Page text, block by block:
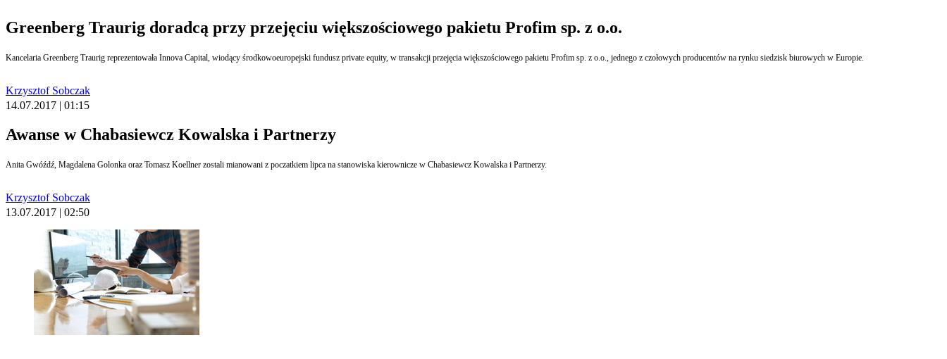
Greenberg Traurig doradcą przy przejęciu większościowego pakietu Profim sp. z o.o.
Kancelaria Greenberg Traurig reprezentowała Innova Capital, wiodący środkowoeuropejski fundusz private equity, w transakcji przejęcia większościowego pakietu Profim sp. z o.o., jednego z czołowych producentów na rynku siedzisk biurowych w Europie.
Krzysztof Sobczak
14.07.2017 | 01:15
Awanse w Chabasiewcz Kowalska i Partnerzy
Anita Gwóźdź, Magdalena Golonka oraz Tomasz Koellner zostali mianowani z poczatkiem lipca na stanowiska kierownicze w Chabasiewcz Kowalska i Partnerzy.
Krzysztof Sobczak
13.07.2017 | 02:50